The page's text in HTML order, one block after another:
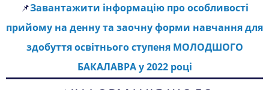
📌Завантажити інформацію про особливості
прийому на денну та заочну форми навчання для
здобуття освітнього ступеня МОЛОДШОГО
БАКАЛАВРА у 2022 році